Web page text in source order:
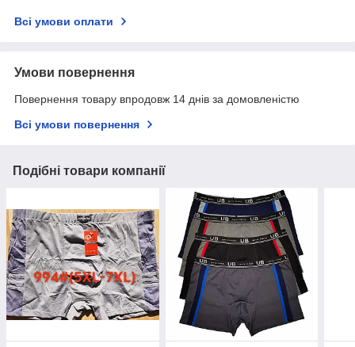
Всі умови оплати
Умови повернення
Повернення товару впродовж 14 днів за домовленістю
Всі умови повернення
Подібні товари компанії